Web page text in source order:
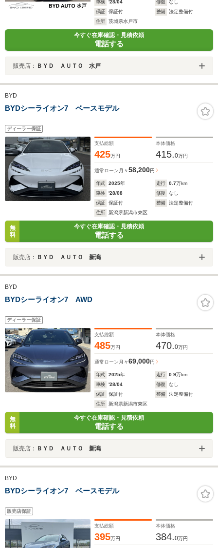
車検 '28/04 修復
なし
保証
保証付 整備
法定整備付
住所
茨城県水戸市
今すぐ在庫確認・見積依頼
電話する
販売店： ＢＹＤ ＡＵＴＯ 水戸
BYD
BYDシーライオン7 ベースモデル
ディーラー保証
支払総額
425万円
本体価格
415.0万円
通常ローン 月々58,200円
年式 2025年 走行 0.7万km
車検
'28/08 修復
なし
保証
保証付 整備
法定整備付
住所
新潟県新潟市東区
無
料
今すぐ在庫確認・見積依頼
電話する
販売店： ＢＹＤ ＡＵＴＯ 新潟
BYD
BYDシーライオン7 AWD
ディーラー保証
支払総額
485万円
本体価格
470.0万円
通常ローン 月々69,000円
年式 2025年 走行 0.9万km
車検
'28/04 修復
なし
保証
保証付 整備
法定整備付
住所
新潟県新潟市東区
無
料
今すぐ在庫確認・見積依頼
電話する
販売店： ＢＹＤ ＡＵＴＯ 新潟
BYD
BYDシーライオン7 ベースモデル
販売店保証
支払総額
395万円
本体価格
384.0万円